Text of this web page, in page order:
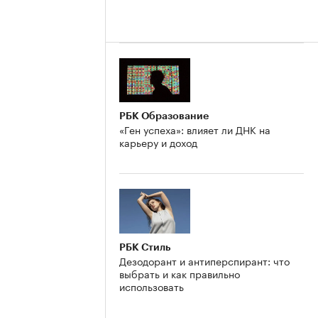
РБК Образование
«Ген успеха»: влияет ли ДНК на
карьеру и доход
РБК Стиль
Дезодорант и антиперспирант: что
выбрать и как правильно
использовать